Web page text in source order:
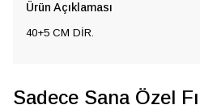
Ürün Açıklaması
40+5 CM DİR.
Sadece Sana Özel